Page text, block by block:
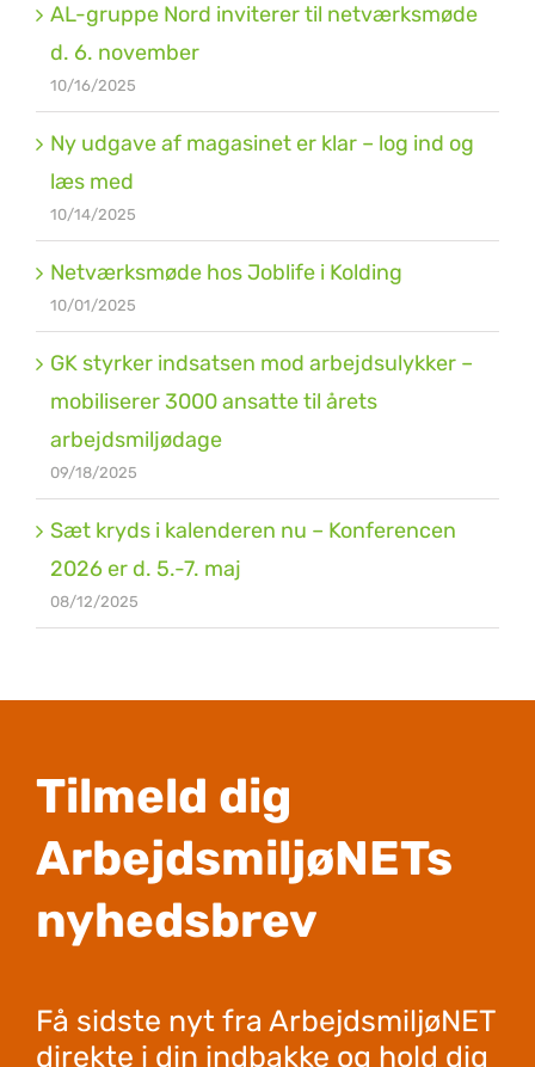
AL-gruppe Nord inviterer til netværksmøde
d. 6. november
10/16/2025
Ny udgave af magasinet er klar – log ind og
læs med
10/14/2025
Netværksmøde hos Joblife i Kolding
10/01/2025
GK styrker indsatsen mod arbejdsulykker –
mobiliserer 3000 ansatte til årets
arbejdsmiljødage
09/18/2025
Sæt kryds i kalenderen nu – Konferencen
2026 er d. 5.-7. maj
08/12/2025
Tilmeld dig
ArbejdsmiljøNETs
nyhedsbrev
Få sidste nyt fra ArbejdsmiljøNET
direkte i din indbakke og hold dig